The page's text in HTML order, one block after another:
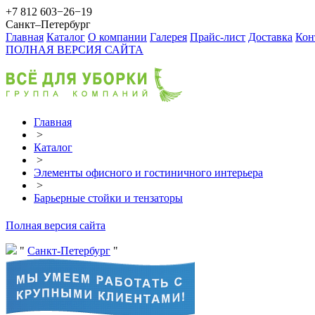
+7 812 603−26−19
Санкт–Петербург
Главная Каталог О компании Галерея Прайс-лист Доставка
ПОЛНАЯ ВЕРСИЯ САЙТА
Главная
>
Каталог
>
Элементы офисного и гостиничного интерьера
>
Барьерные стойки и тензаторы
Полная версия сайта
Санкт-Петербург